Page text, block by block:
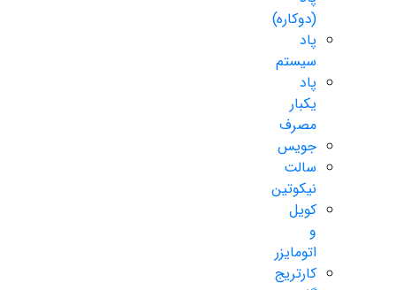
(دوکاره)
پاد
سیستم
پاد
یکبار
مصرف
جویس
سالت
نیکوتین
کویل
و
اتومایزر
کارتریج